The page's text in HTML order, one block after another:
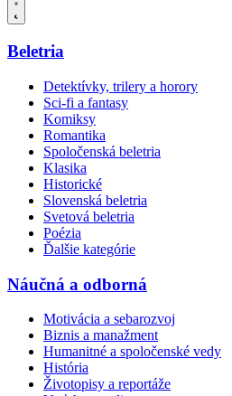
Beletria
Detektívky, trilery a horory
Sci-fi a fantasy
Komiksy
Romantika
Spoločenská beletria
Klasika
Historické
Slovenská beletria
Svetová beletria
Poézia
Ďalšie kategórie
Náučná a odborná
Motivácia a sebarozvoj
Biznis a manažment
Humanitné a spoločenské vedy
História
Životopisy a reportáže